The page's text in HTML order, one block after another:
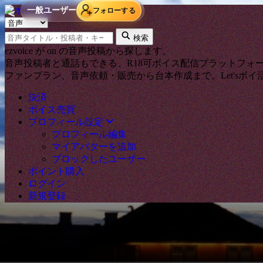
検索タイプ
キーワード
検索
ezvoice が on の音声投稿から探します。
音声投稿者と通話もできる、R18可ボイス配信プラットフォ
ファンプラン、音声依頼・販売から台本作成まで。Let'sボイ
決済
ボイス売買
プロフィール設定
プロフィール編集
マイアバターを追加
ブロックしたユーザー
ポイント購入
ログイン
新規登録
＜ 一般ユーザー フォローする